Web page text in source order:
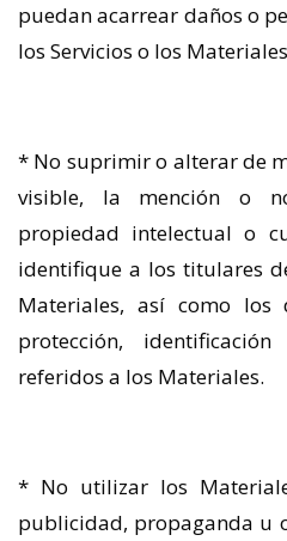
puedan acarrear daños o
los Servicios o los
* No suprimir o alterar de
visible, la mención o
propiedad intelectual o
identifique a los titulares
Materiales, así como los
protección,
referidos a los Materiales.
* No utilizar los
publicidad, propaganda u